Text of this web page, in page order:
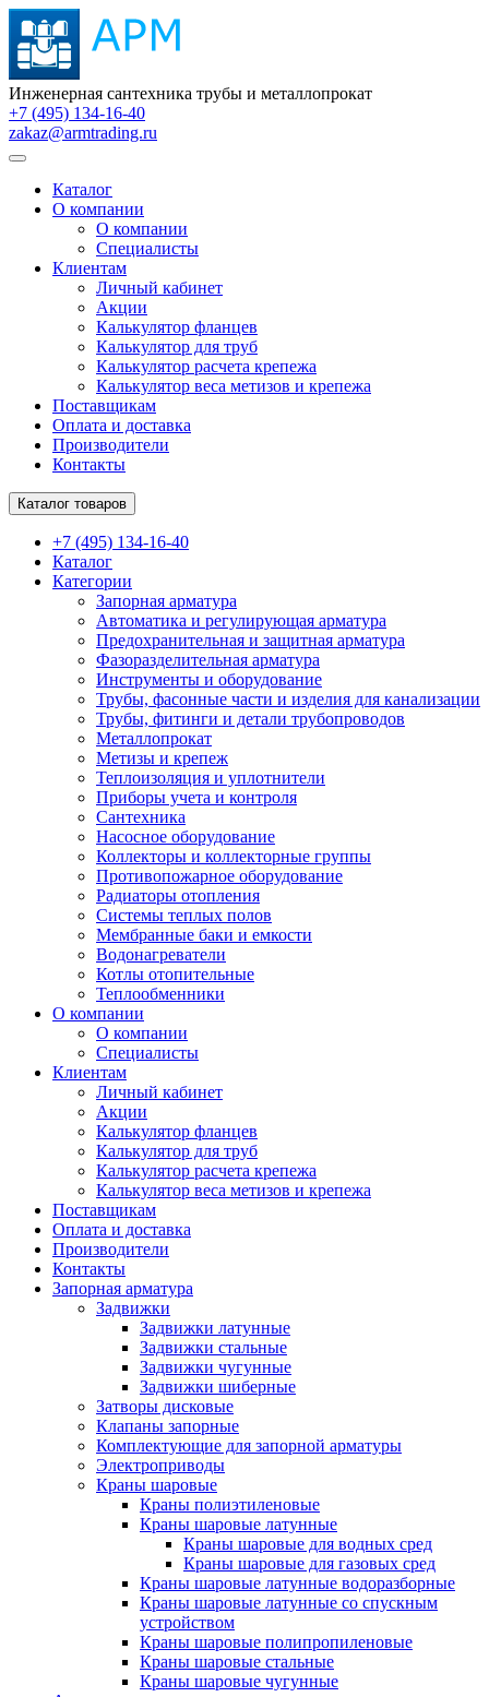
Инженерная сантехника трубы и металлопрокат
+7 (495) 134-16-40
zakaz@armtrading.ru
Каталог
О компании
О компании
Специалисты
Клиентам
Личный кабинет
Акции
Калькулятор фланцев
Калькулятор для труб
Калькулятор расчета крепежа
Калькулятор веса метизов и крепежа
Поставщикам
Оплата и доставка
Производители
Контакты
Каталог товаров
+7 (495) 134-16-40
Каталог
Категории
Запорная арматура
Автоматика и регулирующая арматура
Предохранительная и защитная арматура
Фазоразделительная арматура
Инструменты и оборудование
Трубы, фасонные части и изделия для канализации
Трубы, фитинги и детали трубопроводов
Металлопрокат
Метизы и крепеж
Теплоизоляция и уплотнители
Приборы учета и контроля
Сантехника
Насосное оборудование
Коллекторы и коллекторные группы
Противопожарное оборудование
Радиаторы отопления
Системы теплых полов
Мембранные баки и емкости
Водонагреватели
Котлы отопительные
Теплообменники
О компании
О компании
Специалисты
Клиентам
Личный кабинет
Акции
Калькулятор фланцев
Калькулятор для труб
Калькулятор расчета крепежа
Калькулятор веса метизов и крепежа
Поставщикам
Оплата и доставка
Производители
Контакты
Запорная арматура
Задвижки
Задвижки латунные
Задвижки стальные
Задвижки чугунные
Задвижки шиберные
Затворы дисковые
Клапаны запорные
Комплектующие для запорной арматуры
Электроприводы
Краны шаровые
Краны полиэтиленовые
Краны шаровые латунные
Краны шаровые для водных сред
Краны шаровые для газовых сред
Краны шаровые латунные водоразборные
Краны шаровые латунные со спускным
устройством
Краны шаровые полипропиленовые
Краны шаровые стальные
Краны шаровые чугунные